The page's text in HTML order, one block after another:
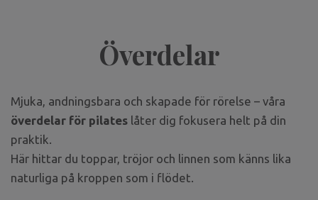
Överdelar
Mjuka, andningsbara och skapade för rörelse – våra
överdelar för pilates låter dig fokusera helt på din
praktik.
Här hittar du toppar, tröjor och linnen som känns lika
naturliga på kroppen som i flödet.